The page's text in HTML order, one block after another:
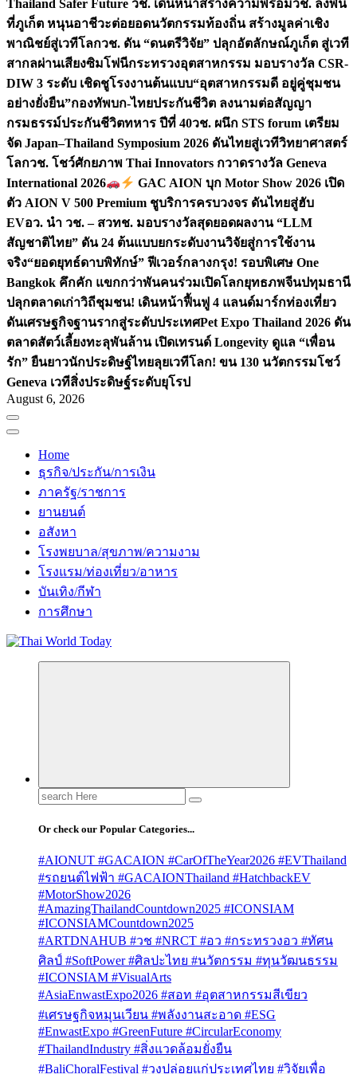
Thailand Safer Future วช. เดินหน้าสร้างความพร้อมวช. ลงพื้น
ที่ภูเก็ต หนุนอาชีวะต่อยอดนวัตกรรมท้องถิ่น สร้างมูลค่าเชิง
พาณิชย์สู่เวทีโลกวช. ดัน “ดนตรีวิจัย” ปลุกอัตลักษณ์ภูเก็ต สู่เวที
สากลผ่านเสียงซิมโฟนีกระทรวงอุตสาหกรรม มอบรางวัล CSR-
DIW 3 ระดับ เชิดชูโรงงานต้นแบบ“อุตสาหกรรมดี อยู่คู่ชุมชน
อย่างยั่งยืน”กองทัพบก-ไทยประกันชีวิต ลงนามต่อสัญญา
กรมธรรม์ประกันชีวิตทหาร ปีที่ 40วช. ผนึก STS forum เตรียม
จัด Japan–Thailand Symposium 2026 ดันไทยสู่เวทีวิทยาศาสตร์
โลกวช. โชว์ศักยภาพ Thai Innovators กวาดรางวัล Geneva
International 2026
GAC AION บุก Motor Show 2026 เปิด
ตัว AION V 500 Premium ชูบริการครบวงจร ดันไทยสู่ฮับ
EVอว. นำ วช. – สวทช. มอบรางวัลสุดยอดผลงาน “LLM
สัญชาติไทย” ดัน 24 ต้นแบบยกระดับงานวิจัยสู่การใช้งาน
จริง“ยอดยุทธ์ดาบพิทักษ์” ฟีเวอร์กลางกรุง! รอบพิเศษ One
Bangkok คึกคัก แขกกว่าพันคนร่วมเปิดโลกยุทธภพจีนปทุมธานี
ปลุกตลาดเก่าวิถีชุมชน! เดินหน้าฟื้นฟู 4 แลนด์มาร์กท่องเที่ยว
ดันเศรษฐกิจฐานรากสู่ระดับประเทศPet Expo Thailand 2026 ดัน
ตลาดสัตว์เลี้ยงทะลุพันล้าน เปิดเทรนด์ Longevity ดูแล “เพื่อน
รัก” ยืนยาวนักประดิษฐ์ไทยลุยเวทีโลก! ขน 130 นวัตกรรมโชว์
Geneva เวทีสิ่งประดิษฐ์ระดับยุโรป
August 6, 2026
Home
ธุรกิจ/ประกัน/การเงิน
ภาครัฐ/ราชการ
ยานยนต์
อสังหา
โรงพยบาล/สุขภาพ/ความงาม
โรงแรม/ท่องเที่ยว/อาหาร
บันเทิง/กีฬา
การศึกษา
Search
for:
Or check our Popular Categories...
#AIONUT #GACAION #CarOfTheYear2026 #EVThailand
#รถยนต์ไฟฟ้า #GACAIONThailand #HatchbackEV
#MotorShow2026
#AmazingThailandCountdown2025 #ICONSIAM
#ICONSIAMCountdown2025
#ARTDNAHUB #วช #NRCT #อว #กระทรวงอว #ทัศน
ศิลป์ #SoftPower #ศิลปะไทย #นวัตกรรม #ทุนวัฒนธรรม
#ICONSIAM #VisualArts
#AsiaEnwastExpo2026 #สอท #อุตสาหกรรมสีเขียว
#เศรษฐกิจหมุนเวียน #พลังงานสะอาด #ESG
#EnwastExpo #GreenFuture #CircularEconomy
#ThailandIndustry #สิ่งแวดล้อมยั่งยืน
#BaliChoralFestival #วงปล่อยแก่ประเทศไทย #วิจัยเพื่อ